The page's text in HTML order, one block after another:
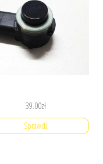
39.00zł
Sprawdź